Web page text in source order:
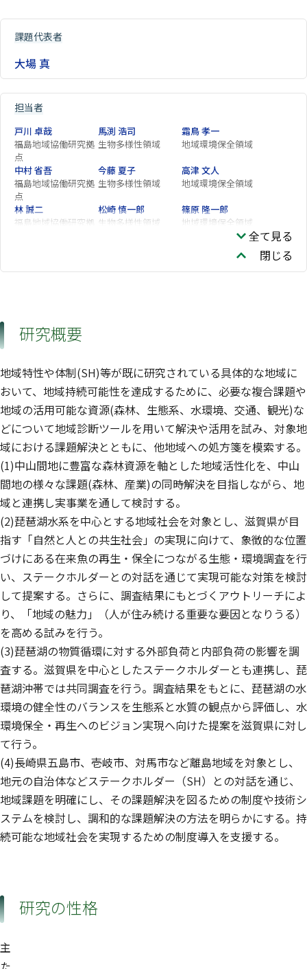
課題代表者
大場 真
担当者
戸川 卓哉
福島地域協働研究拠
点
馬渕 浩司
生物多様性領域
霜鳥 孝一
地域環境保全領域
中村 省吾
福島地域協働研究拠
点
今藤 夏子
生物多様性領域
高津 文人
地域環境保全領域
林 誠二
福島地域協働研究拠
松崎 慎一郎
生物多様性領域
篠原 隆一郎
地域環境保全領域
点
地域環境保全領域
全て見る
閉じる
研究概要
地域特性や体制(SH)等が既に研究されている具体的な地域に
おいて、地域持続可能性を達成するために、必要な複合課題や
地域の活用可能な資源(森林、生態系、水環境、交通、観光)な
どについて地域診断ツールを用いて解決や活用を試み、対象地
域における課題解決とともに、他地域への処方箋を模索する。
(1)中山間地に豊富な森林資源を軸とした地域活性化を、中山
間地の様々な課題(森林、産業)の同時解決を目指しながら、地
域と連携し実事業を通して検討する。
(2)琵琶湖水系を中心とする地域社会を対象とし、滋賀県が目
指す「自然と人との共生社会」の実現に向けて、象徴的な位置
づけにある在来魚の再生・保全につながる生態・環境調査を行
い、ステークホルダーとの対話を通じて実現可能な対策を検討
して提案する。さらに、調査結果にもとづくアウトリーチによ
り、「地域の魅力」（人が住み続ける重要な要因となりうる）
を高める試みを行う。
(3)琵琶湖の物質循環に対する外部負荷と内部負荷の影響を調
査する。滋賀県を中心としたステークホルダーとも連携し、琵
琶湖沖帯では共同調査を行う。調査結果をもとに、琵琶湖の水
環境の健全性のバランスを生態系と水質の観点から評価し、水
環境保全・再生へのビジョン実現へ向けた提案を滋賀県に対し
て行う。
(4)長崎県五島市、壱岐市、対馬市など離島地域を対象とし、
地元の自治体などステークホルダー（SH）との対話を通じ、
地域課題を明確にし、その課題解決を図るための制度や技術シ
ステムを検討し、調和的な課題解決の方法を明らかにする。持
続可能な地域社会を実現するための制度導入を支援する。
研究の性格
主